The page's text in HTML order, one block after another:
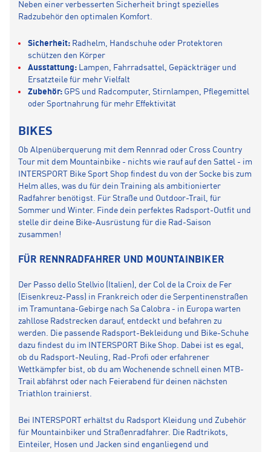
Neben einer verbesserten Sicherheit bringt spezielles
Radzubehör den optimalen Komfort.
Sicherheit: Radhelm, Handschuhe oder Protektoren
schützen den Körper
Ausstattung: Lampen, Fahrradsattel, Gepäckträger und
Ersatzteile für mehr Vielfalt
Zubehör: GPS und Radcomputer, Stirnlampen, Pflegemittel
oder Sportnahrung für mehr Effektivität
BIKES
Ob Alpenüberquerung mit dem Rennrad oder Cross Country
Tour mit dem Mountainbike - nichts wie rauf auf den Sattel - im
INTERSPORT Bike Sport Shop findest du von der Socke bis zum
Helm alles, was du für dein Training als ambitionierter
Radfahrer benötigst. Für Straße und Outdoor-Trail, für
Sommer und Winter. Finde dein perfektes Radsport-Outfit und
stelle dir deine Bike-Ausrüstung für die Rad-Saison
zusammen!
FÜR RENNRADFAHRER UND MOUNTAINBIKER
Der Passo dello Stellvio (Italien), der Col de la Croix de Fer
(Eisenkreuz-Pass) in Frankreich oder die Serpentinenstraßen
im Tramuntana-Gebirge nach Sa Calobra - in Europa warten
zahllose Radstrecken darauf, entdeckt und befahren zu
werden. Die passende Radsport-Bekleidung und Bike-Schuhe
dazu findest du im INTERSPORT Bike Shop. Dabei ist es egal,
ob du Radsport-Neuling, Rad-Profi oder erfahrener
Wettkämpfer bist, ob du am Wochenende schnell einen MTB-
Trail abfährst oder nach Feierabend für deinen nächsten
Triathlon trainierst.
Bei INTERSPORT erhältst du Radsport Kleidung und Zubehör
für Mountainbiker und Straßenradfahrer. Die Radtrikots,
Einteiler, Hosen und Jacken sind enganliegend und